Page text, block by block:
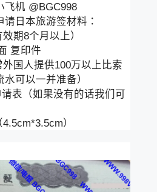
飞机 @BGC998
日本旅游签材料：
期8个月以上）
复印件
国人提供100万以上比索
可以一并准备）
表（如果没有的话我们可
）